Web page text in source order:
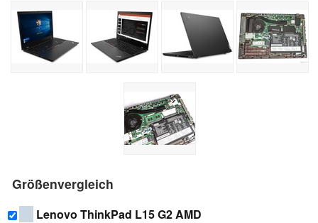
Größenvergleich
Lenovo ThinkPad L15 G2 AMD